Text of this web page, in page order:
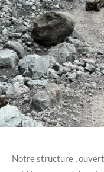
Notre structure ,